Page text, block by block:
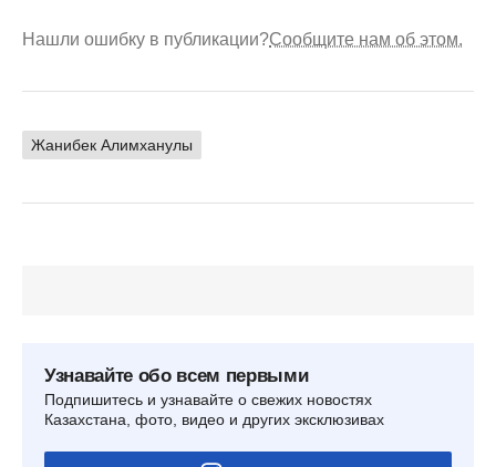
Нашли ошибку в публикации?Сообщите нам об этом.
Жанибек Алимханулы
Узнавайте обо всем первыми
Подпишитесь и узнавайте о свежих новостях
Казахстана, фото, видео и других эксклюзивах